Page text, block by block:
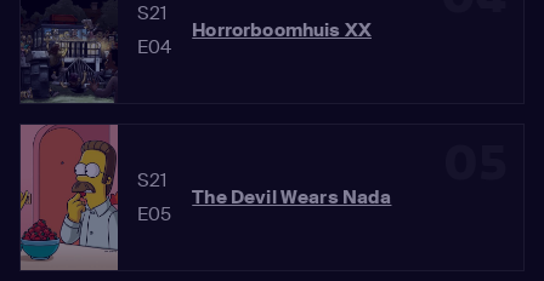
S21
E04
Horrorboomhuis XX
S21
E05
The Devil Wears Nada